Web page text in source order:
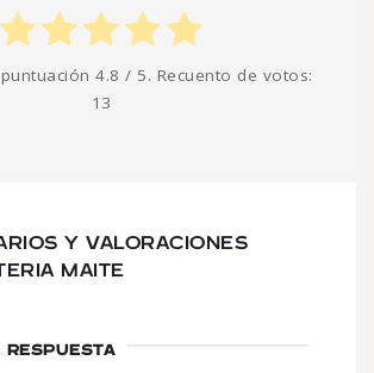
4.8 / 5. Recuento de votos:
13
Y VALORACIONES
MAITE